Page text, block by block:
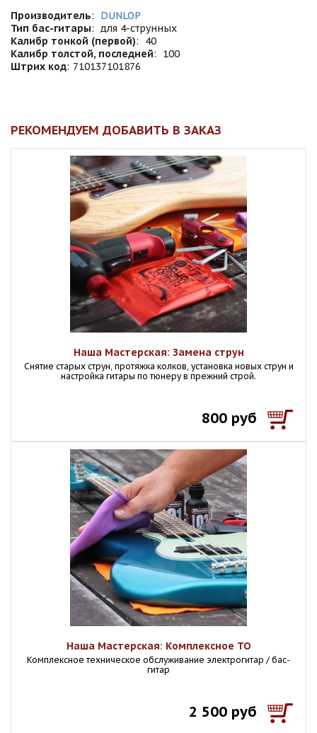
Производитель:
DUNLOP
Тип бас-гитары: для 4-струнных
Калибр тонкой (первой):
40
Калибр толстой, последней:
100
Штрих код: 710137101876
РЕКОМЕНДУЕМ ДОБАВИТЬ В ЗАКАЗ
Наша Мастерская: Замена струн
Снятие старых струн, протяжка колков, установка новых струн и
настройка гитары по тюнеру в прежний строй.
800 руб
Наша Мастерская: Комплексное ТО
Комплексное техническое обслуживание электрогитар / бас-
гитар
2 500 руб